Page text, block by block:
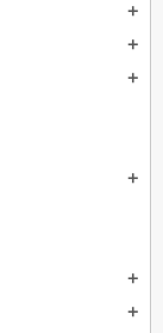
add
add
add
add
add
add